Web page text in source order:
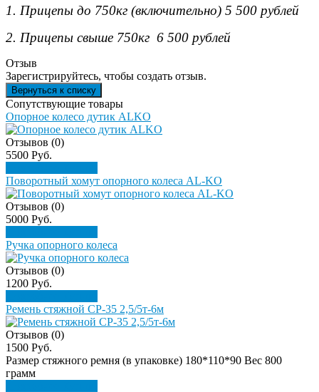
1. Прицепы до 750кг (включительно) 5 500 рублей
2. Прицепы свыше 750кг 6 500 рублей
Отзыв
Зарегистрируйтесь, чтобы создать отзыв.
Сопутствующие товары
Опорное колесо дутик ALKO
Отзывов (0)
5500 Руб.
Поворотный хомут опорного колеса AL-KO
Отзывов (0)
5000 Руб.
Ручка опорного колеса
Отзывов (0)
1200 Руб.
Ремень стяжной СР-35 2,5/5т-6м
Отзывов (0)
1500 Руб.
Размер стяжного ремня (в упаковке) 180*110*90 Вес 800
грамм